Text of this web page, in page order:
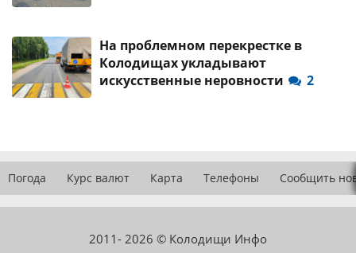
На проблемном перекрестке в
Колодищах укладывают
искусственные неровности
2
Погода Курс валют Карта Телефоны Сообщить
2011- 2026 © Колодищи Инфо